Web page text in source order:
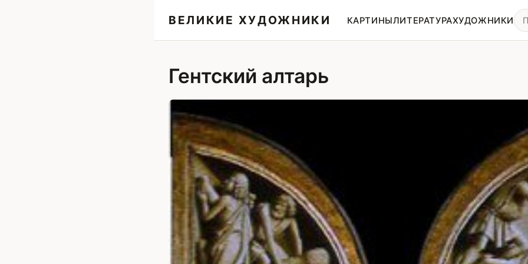
ВЕЛИКИЕ ХУДОЖНИКИ КАРТИНЫЛИТЕРАТУРАХУДОЖНИКИ
Гентский алтарь